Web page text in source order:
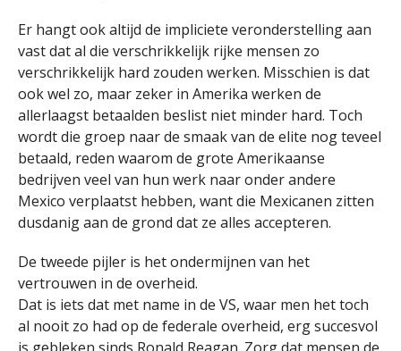
Er hangt ook altijd de impliciete veronderstelling aan
vast dat al die verschrikkelijk rijke mensen zo
verschrikkelijk hard zouden werken. Misschien is dat
ook wel zo, maar zeker in Amerika werken de
allerlaagst betaalden beslist niet minder hard. Toch
wordt die groep naar de smaak van de elite nog teveel
betaald, reden waarom de grote Amerikaanse
bedrijven veel van hun werk naar onder andere
Mexico verplaatst hebben, want die Mexicanen zitten
dusdanig aan de grond dat ze alles accepteren.
De tweede pijler is het ondermijnen van het
vertrouwen in de overheid.
Dat is iets dat met name in de VS, waar men het toch
al nooit zo had op de federale overheid, erg succesvol